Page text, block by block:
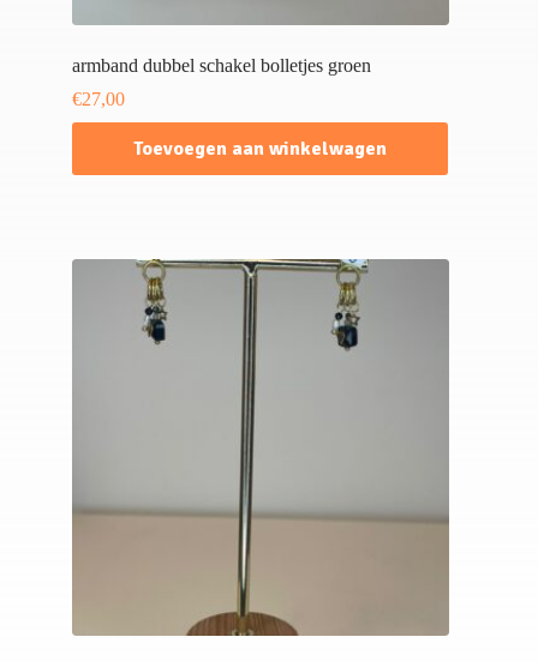
armband dubbel schakel bolletjes groen
€27,00
Toevoegen aan winkelwagen